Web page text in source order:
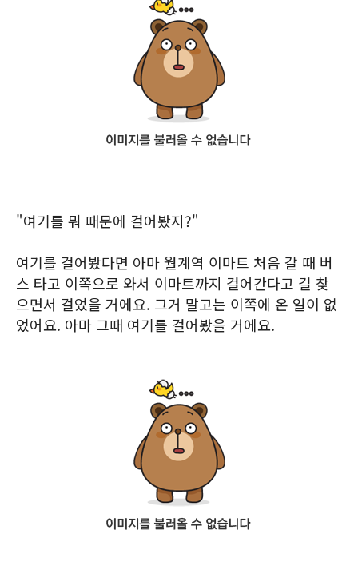
"여기를 뭐 때문에 걸어봤지?"
여기를 걸어봤다면 아마 월계역 이마트 처음 갈 때 버
스 타고 이쪽으로 와서 이마트까지 걸어간다고 길 찾
으면서 걸었을 거에요. 그거 말고는 이쪽에 온 일이 없
었어요. 아마 그때 여기를 걸어봤을 거에요.